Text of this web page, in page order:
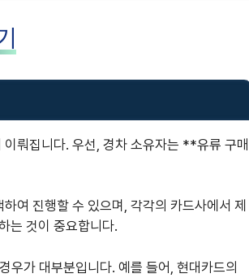
뤄집니다. 우선, 경차 소유자는 **유류 구매
여 진행할 수 있으며, 각각의 카드사에서 제
는 것이 중요합니다.
우가 대부분입니다. 예를 들어, 현대카드의